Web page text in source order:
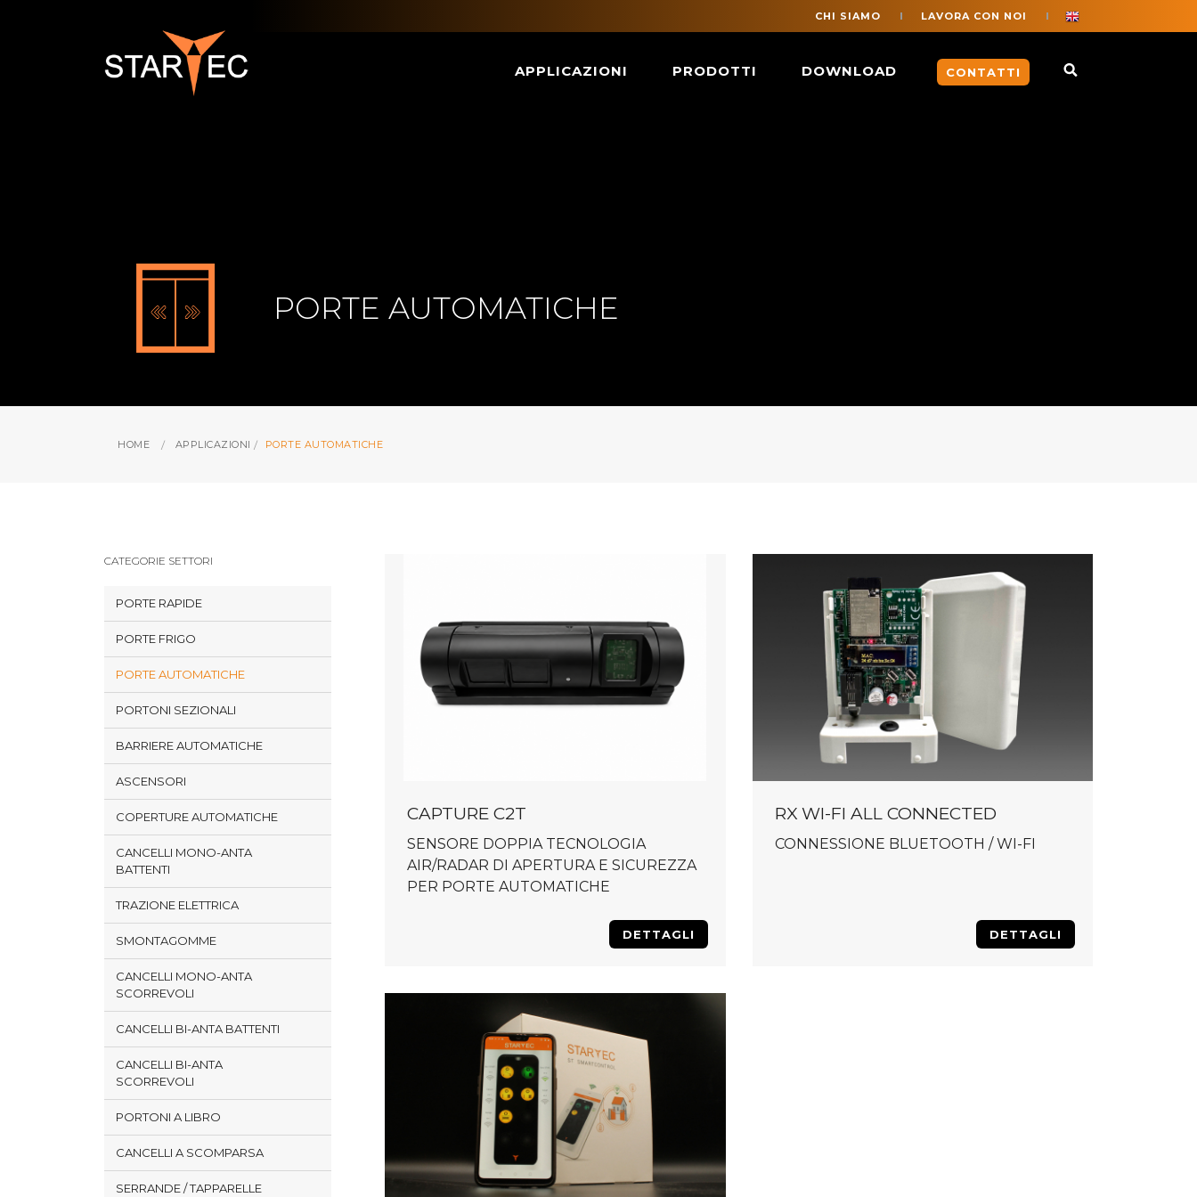
CHI SIAMO LAVORA CON NOI
APPLICAZIONI PRODOTTI DOWNLOAD CONTATTI
PORTE AUTOMATICHE
HOME APPLICAZIONI PORTE AUTOMATICHE
CATEGORIE SETTORI
PORTE RAPIDE
PORTE FRIGO
PORTE AUTOMATICHE
PORTONI SEZIONALI
BARRIERE AUTOMATICHE
ASCENSORI
COPERTURE AUTOMATICHE
CANCELLI MONO-ANTA
BATTENTI
TRAZIONE ELETTRICA
SMONTAGOMME
CANCELLI MONO-ANTA
SCORREVOLI
CANCELLI BI-ANTA BATTENTI
CANCELLI BI-ANTA
SCORREVOLI
PORTONI A LIBRO
CANCELLI A SCOMPARSA
SERRANDE / TAPPARELLE
CAPTURE C2T
SENSORE DOPPIA TECNOLOGIA
AIR/RADAR DI APERTURA E SICUREZZA
PER PORTE AUTOMATICHE
DETTAGLI
RX WI-FI ALL CONNECTED
CONNESSIONE BLUETOOTH / WI-FI
DETTAGLI